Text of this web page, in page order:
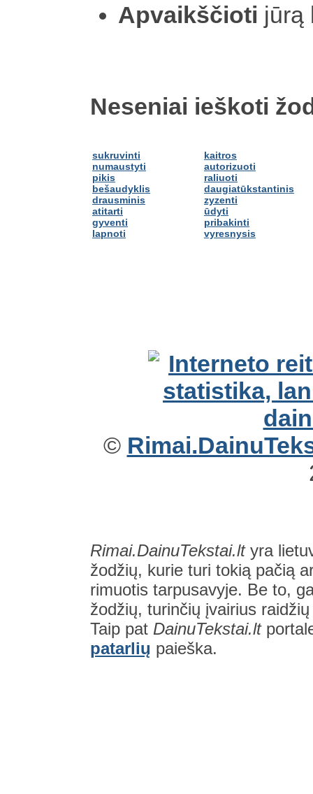
Apvaikščioti
Neseniai ieškoti
sukruvinti
numaustyti
pikis
bešaudyklis
drausminis
atitarti
gyventi
lapnoti
kaitros
autorizuoti
raliuoti
daugiatūkstantinis
zyzenti
ūdyti
pribakinti
vyresnysis
©
Rimai.DainuTekstai.ltyra
žodžių, kurie turi tokią pačią
rimuotis tarpusavyje. Be to,
žodžių, turinčių įvairius
Taip pat DainuTekstai.lt
patarlių paieška.